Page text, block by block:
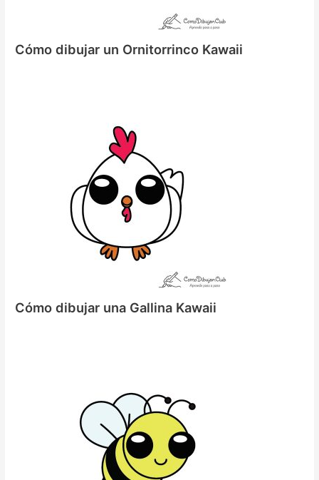
Cómo dibujar un Ornitorrinco Kawaii
Cómo dibujar una Gallina Kawaii